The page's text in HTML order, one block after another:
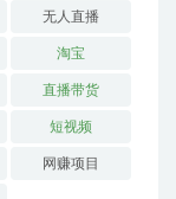
无人直播
淘宝
直播带货
短视频
网赚项目